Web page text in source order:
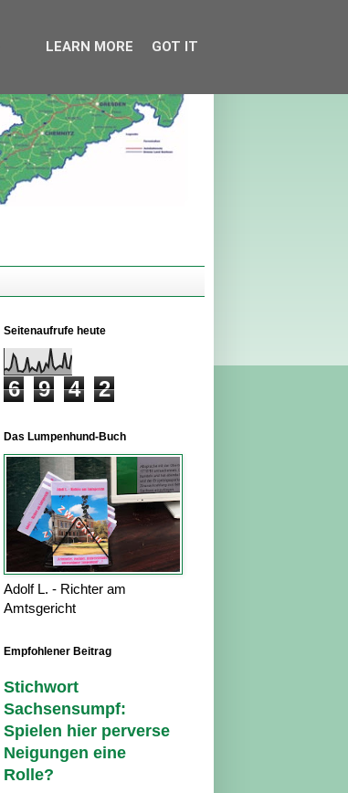
Seitenaufrufe heute
6 9 4 2
Das Lumpenhund-Buch
Adolf L. - Richter am
Amtsgericht
Empfohlener Beitrag
Stichwort
Sachsensumpf:
Spielen hier perverse
Neigungen eine
Rolle?
LEARN MORE GOT IT